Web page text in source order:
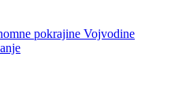
pokrajine Vojvodine